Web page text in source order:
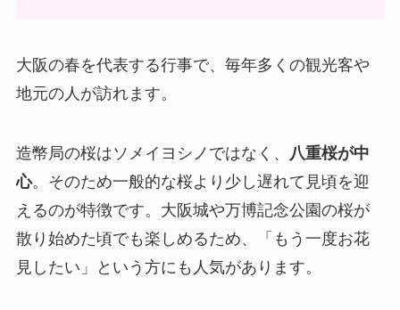
大阪の春を代表する行事で、毎年多くの観光客や
地元の人が訪れます。
造幣局の桜はソメイヨシノではなく、
八重桜が中
心。そのため一般的な桜より少し遅れて見頃を迎
えるのが特徴です。大阪城や万博記念公園の桜が
散り始めた頃でも楽しめるため、「もう一度お花
見したい」という方にも人気があります。